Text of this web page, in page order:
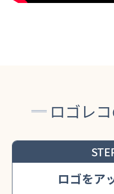
ロゴレ
ロゴをア